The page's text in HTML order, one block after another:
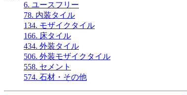
6. ユースフリー
78. 内装タイル
134. モザイクタイル
166. 床タイル
434. 外装タイル
506. 外装モザイクタイル
558. セメント
574. 石材・その他